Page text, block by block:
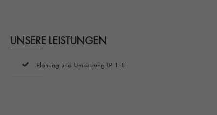
UNSERE LEISTUNGEN
Planung und Umsetzung LP 1-8